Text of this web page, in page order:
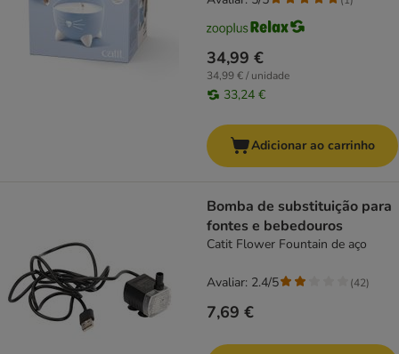
34,99 €
34,99 € / unidade
33,24 €
Adicionar ao carrinho
Bomba de substituição para
fontes e bebedouros
Catit Flower Fountain de aço
7,69 €
Avaliar: 2.4/5 (42)